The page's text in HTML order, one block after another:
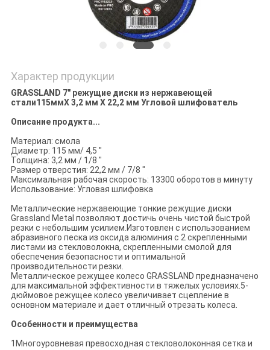
Характер продукции
GRASSLAND 7" режущие диски из нержавеющей
стали115ммХ 3,2 мм Х 22,2 мм Угловой шлифователь
Описание продукта...
Материал: смола
Диаметр: 115 мм/ 4,5 "
Толщина: 3,2 мм / 1/8 "
Размер отверстия: 22,2 мм / 7/8 "
Максимальная рабочая скорость: 13300 оборотов в минуту
Использование: Угловая шлифовка
Металлические нержавеющие тонкие режущие диски
Grassland Metal позволяют достичь очень чистой быстрой
резки с небольшим усилием.Изготовлен с использованием
абразивного песка из оксида алюминия с 2 скрепленными
листами из стекловолокна, скрепленными смолой для
обеспечения безопасности и оптимальной
производительности резки.
Металлическое режущее колесо GRASSLAND предназначено
для максимальной эффективности в тяжелых условиях.5-
дюймовое режущее колесо увеличивает сцепление в
основном материале и дает отличный отрезать колеса.
Особенности и преимущества
1Многоуровневая превосходная стекловолоконная сетка и